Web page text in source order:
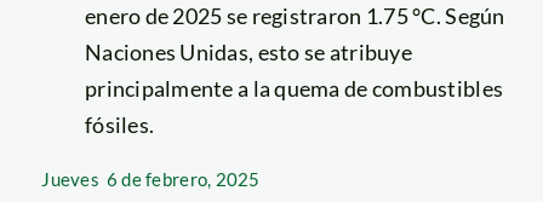
enero de 2025 se registraron 1.75 °C. Según
Naciones Unidas, esto se atribuye
principalmente a la quema de combustibles
fósiles.
Jueves 6 de febrero, 2025